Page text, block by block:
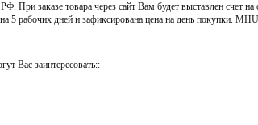
При заказе товара через сайт Вам будет выставлен счет
5 рабочих дней и зафиксирована цена на день покупки.
Вас заинтересовать::